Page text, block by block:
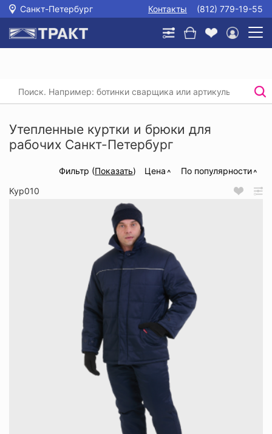
Санкт-Петербург Контакты (812) 779-19-55
Главная / /
Утепленные куртки и брюки для рабочих
Утепленные куртки и брюки для
рабочих Санкт-Петербург
Фильтр (Показать) Цена
По популярности
Кур010